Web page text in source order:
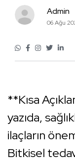
Admin
06 Ağu
**Kısa
yazıda,
ilaçların
Bitkisel